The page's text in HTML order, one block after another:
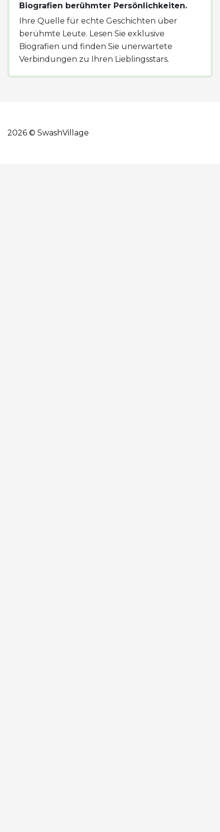
Biografien berühmter Persönlichkeiten.
Ihre Quelle für echte Geschichten über
berühmte Leute. Lesen Sie exklusive
Biografien und finden Sie unerwartete
Verbindungen zu Ihren Lieblingsstars.
2026 © SwashVillage